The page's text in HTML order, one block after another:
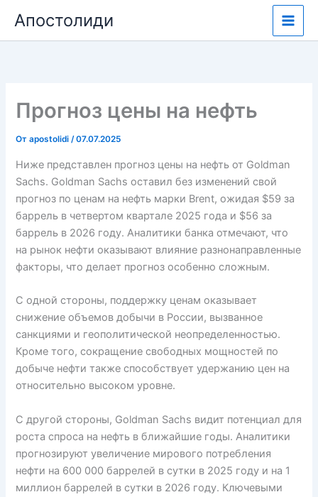
содержимому
Апостолиди
Прогноз цены на нефть
Отapostolidi/07.07.2025
Ниже представлен прогноз цены на нефть от Goldman
Sachs. Goldman Sachs оставил без изменений свой
прогноз по ценам на нефть марки Brent, ожидая $59 за
баррель в четвертом квартале 2025 года и $56 за
баррель в 2026 году. Аналитики банка отмечают, что
на рынок нефти оказывают влияние разнонаправленные
факторы, что делает прогноз особенно сложным.
С одной стороны, поддержку ценам оказывает
снижение объемов добычи в России, вызванное
санкциями и геополитической неопределенностью.
Кроме того, сокращение свободных мощностей по
добыче нефти также способствует удержанию цен на
относительно высоком уровне.
С другой стороны, Goldman Sachs видит потенциал для
роста спроса на нефть в ближайшие годы. Аналитики
прогнозируют увеличение мирового потребления
нефти на 600 000 баррелей в сутки в 2025 году и на 1
миллион баррелей в сутки в 2026 году. Ключевыми